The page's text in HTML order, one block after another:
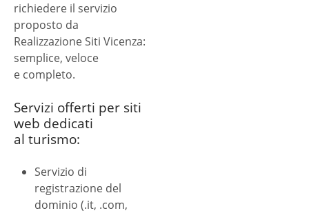
richiedere il servizio
proposto da
Realizzazione Siti Vicenza:
semplice, veloce
e completo.
Servizi offerti per siti
web dedicati
al turismo:
Servizio di
registrazione del
dominio (.it, .com,